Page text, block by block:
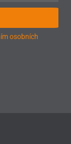
osobních